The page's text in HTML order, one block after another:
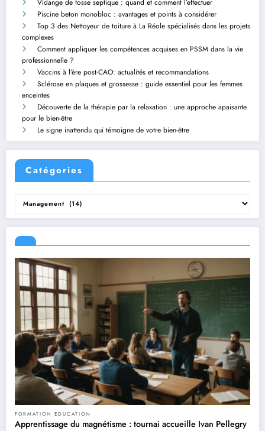
Vidange de fosse septique : quand et comment l’effectuer
Piscine beton monobloc : avantages et points à considérer
Top 3 des Nettoyeur de toiture à La Réole spécialisés dans les projets
complexes
Comment appliquer les compétences acquises en PSSM dans la vie
professionnelle ?
Vaccins à l’ère post-CAO: actualités et recommandations
Sclérose en plaques et grossesse : guide essentiel pour les femmes
enceintes
Découverte de la thérapie par la relaxation : une approche apaisante
pour le bien-être
Le signe inattendu qui témoigne de votre bien-être
Catégories
FORMATION EDUCATION
Apprentissage du magnétisme : tournai accueille Ivan Pellegry